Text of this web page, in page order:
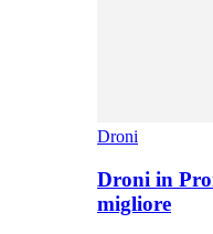
Droni
Droni in
migliore